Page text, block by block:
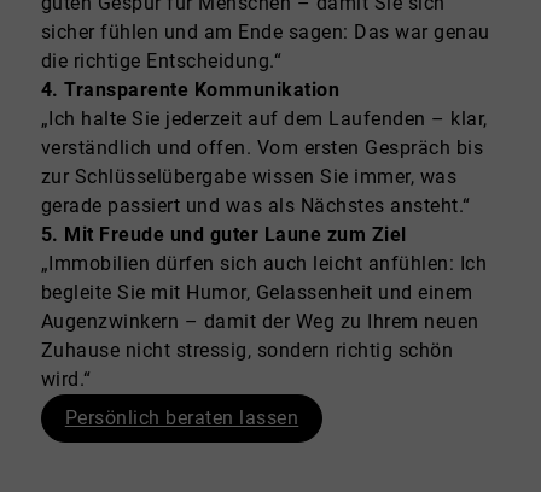
sicher fühlen und am Ende sagen: Das war genau
die richtige Entscheidung.“
4. Transparente Kommunikation
„Ich halte Sie jederzeit auf dem Laufenden – klar,
verständlich und offen. Vom ersten Gespräch bis
zur Schlüsselübergabe wissen Sie immer, was
gerade passiert und was als Nächstes ansteht.“
5. Mit Freude und guter Laune zum Ziel
„Immobilien dürfen sich auch leicht anfühlen: Ich
begleite Sie mit Humor, Gelassenheit und einem
Augenzwinkern – damit der Weg zu Ihrem neuen
Zuhause nicht stressig, sondern richtig schön
wird.“
Persönlich beraten lassen